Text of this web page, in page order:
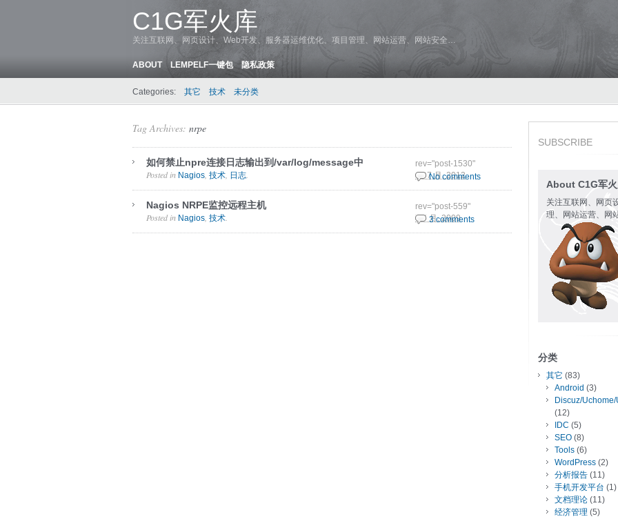
C1G军火库
关注互联网、网页设计、Web开发、服务器运维优化、项目管理、网站运营、网站安全…
ABOUT LEMPELF一键包 隐私政策
Categories: 其它 技术 未分类
Tag Archives: nrpe
如何禁止npre连接日志输出到/var/log/message中
19 7 月, 2012
Posted in Nagios 技术 日志
rev="post-1530"
No comments
Nagios NRPE监控远程主机
7 5 月, 2009
Posted in Nagios 技术
rev="post-559"
3 comments
SUBSCRIBE
About C1G军
关注互联网、网页
理、网站运营、网
分类
其它 (83)
Android (3)
Discuz/
(12)
IDC (5)
SEO (8)
Tools (6)
WordPress (2)
分析报告 (11)
手机开发平台 (1)
文档理论 (11)
经济管理 (5)